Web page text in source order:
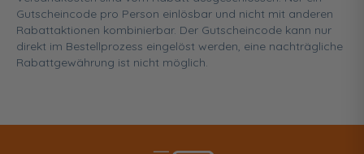
Gutscheincode pro Person einlösbar und nicht mit anderen
Rabattaktionen kombinierbar. Der Gutscheincode kann nur
direkt im Bestellprozess eingelöst werden, eine nachträgliche
Rabattgewährung ist nicht möglich.